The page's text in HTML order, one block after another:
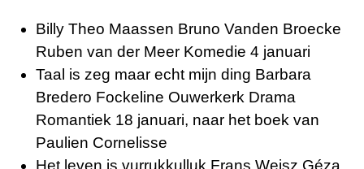
Billy Theo Maassen Bruno Vanden Broecke
Ruben van der Meer Komedie 4 januari
Taal is zeg maar echt mijn ding Barbara
Bredero Fockeline Ouwerkerk Drama
Romantiek 18 januari, naar het boek van
Paulien Cornelisse
Het leven is vurrukkulluk Frans Weisz Géza